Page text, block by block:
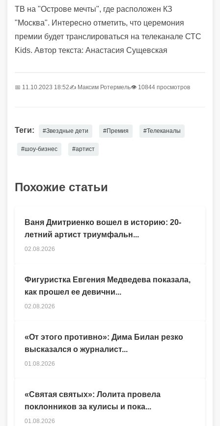
ТВ на "Острове мечты", где расположен КЗ
"Москва". Интересно отметить, что церемония
премии будет транслироваться на телеканале СТС
Kids. Автор текста: Анастасия Сущевская
📅 11.10.2023 18:52✍️ Максим Ротермель👁 10844 просмотров
Теги: #Звездные дети #Премия #Телеканалы
#шоу-бизнес #артист
Похожие статьи
Ваня Дмитриенко вошел в историю: 20-
летний артист триумфальн...
02.08.2026
Фигуристка Евгения Медведева показала,
как прошел ее девични...
02.08.2026
«От этого противно»: Дима Билан резко
высказался о журналист...
01.08.2026
«Святая святых»: Лолита провела
поклонников за кулисы и пока...
01.08.2026